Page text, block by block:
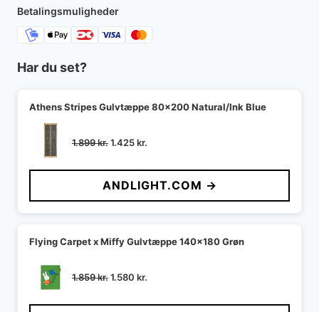
Betalingsmuligheder
Har du set?
Athens Stripes Gulvtæppe 80x200 Natural/Ink Blue
1.899kr.Den
pris
var:
1.899 kr..
1.425kr.
pris
er:
1.425 kr..
ANDLIGHT.COM →
Flying Carpet x Miffy Gulvtæppe 140x180 Grøn
1.859kr.Den
pris
1.580 kr.
pris